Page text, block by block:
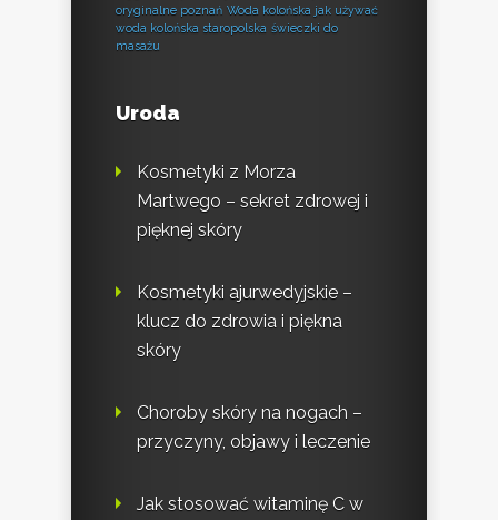
oryginalne poznań Woda kolońska jak używać
woda kolońska staropolska świeczki do
masażu
Uroda
Kosmetyki z Morza
Martwego – sekret zdrowej i
pięknej skóry
Kosmetyki ajurwedyjskie –
klucz do zdrowia i piękna
skóry
Choroby skóry na nogach –
przyczyny, objawy i leczenie
Jak stosować witaminę C w